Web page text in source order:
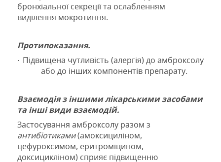
бронхіальної секреції та ослабленням
виділення мокротиння.
Протипоказання.
· Підвищена чутливість (алергія) до амброксолу
або до інших компонентів препарату.
Взаємодія з іншими лікарськими засобами
та інші види взаємодій.
Застосування амброксолу разом з
антибіотиками(амоксициліном,
цефуроксимом, еритроміцином,
доксицикліном) сприяє підвищенню